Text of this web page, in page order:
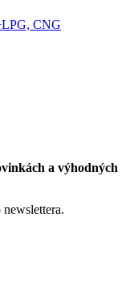
CNG
a výhodných